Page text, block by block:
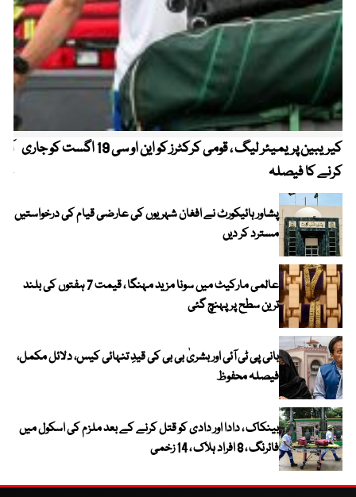
کیریبین پریمیئر لیگ ، قومی کرکٹرز کو این او سی 19 اگست کو جاری
کرنے کا فیصلہ
پشاور ہائیکورٹ نے افغان شہریوں کی عارضی قیام کی درخواستیں
مسترد کر دیں
عالمی مارکیٹ میں سونا مزید مہنگا ، قیمت 7 ہفتوں کی بلند
ترین سطح پر پہنچ گئی
بانی پی ٹی آئی اور بشریٰ بی بی کی قیدِ تنہائی کیس، دلائل مکمل،
فیصلہ محفوظ
بینکاک ، دادا اور دادی کو قتل کرنے کے بعد ملزم کی اسکول میں
فائرنگ ، 8 افراد ہلاک ، 14 زخمی